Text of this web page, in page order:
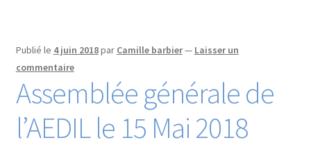
Publié le 4 juin 2018par Camille barbier— Laisser un
commentaire
Assemblée générale de
l’AEDIL le 15 Mai 2018